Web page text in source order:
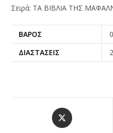
Σειρά: ΤΑ ΒΙΒΛΙΑ ΤΗΣ
ΒΆΡΟΣ
ΔΙΑΣΤΆΣΕΙΣ